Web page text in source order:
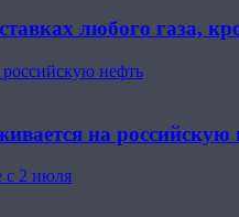
любого газа,
нефть
на российскую
с 2 июля